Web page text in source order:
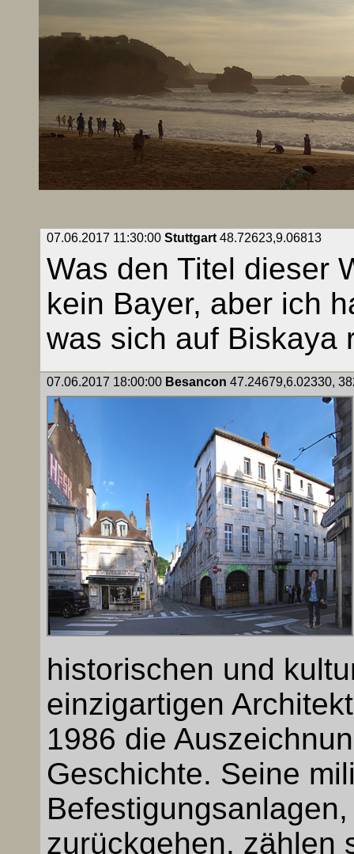
07.06.2017 11:30:00 Stuttgart48.72623,9.06813
Was den Titel dieser
kein Bayer, aber ich
was sich auf Biskaya
07.06.2017 18:00:00 Besancon 47.24679,6.02330,
historischen und
einzigartigen
1986 die
Geschichte. Seine
zurückgehen, zählen